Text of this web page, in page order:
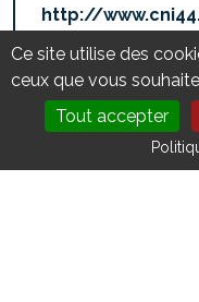
DEVENIR
http://
Compétences :
Chaudronnerie
REVENIR À
Ce site utilise des
ceux que vous
Tout accepter